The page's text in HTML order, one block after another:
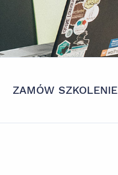
ZAMÓW SZKOLENIE